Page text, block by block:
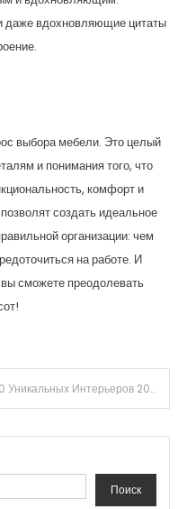
даже вдохновляющие цитаты
выбора мебели. Это целый
и понимания того, что
комфорт и
создать идеальное
организации: чем
на работе. И
вы сможете преодолевать
10 Уникальных Интерьеров 2024: Как Создать Совершенное Пространство для Вашего Дома
Поиск